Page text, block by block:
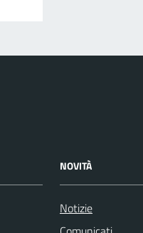
NOVITÀ
Notizie